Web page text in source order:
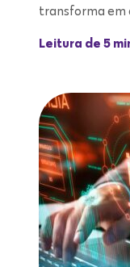
transforma em
Leitura de 5